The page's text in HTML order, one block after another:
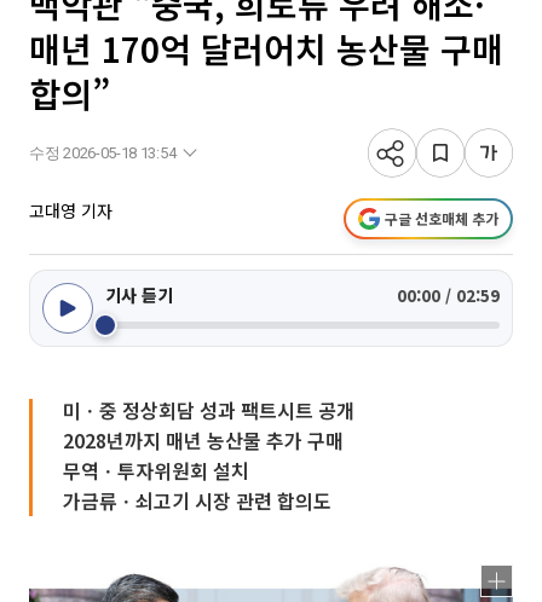
매년 170억 달러어치 농산물 구매
합의”
수정 2026-05-18 13:54
고대영 기자 구글 선호매체 추가
기사 듣기 00:00 / 02:59
미ㆍ중 정상회담 성과 팩트시트 공개
2028년까지 매년 농산물 추가 구매
무역ㆍ투자위원회 설치
가금류ㆍ쇠고기 시장 관련 합의도